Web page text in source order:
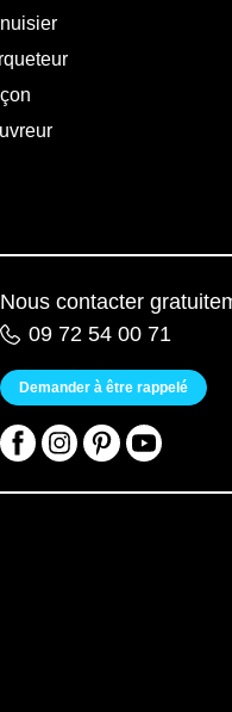
Nous contacter
09 72 54 00 71
Demander à être rappelé